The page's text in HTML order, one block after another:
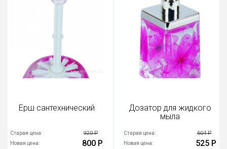
Ерш сантехнический
Старая цена: 920 Р
Новая цена: 800 Р
Дозатор для жидкого
мыла
Старая цена: 604 Р
Новая цена: 525 Р